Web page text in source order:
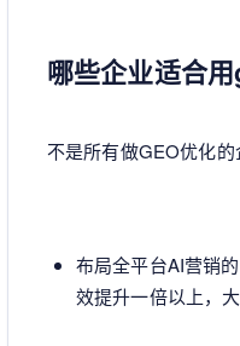
哪些企业适合
不是所有做GEO优化的
布局全平台AI营销
效提升一倍以上，